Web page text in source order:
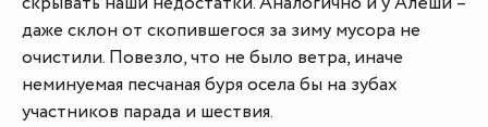
даже склон от скопившегося за зиму мусора не
очистили. Повезло, что не было ветра, иначе
неминуемая песчаная буря осела бы на зубах
участников парада и шествия.